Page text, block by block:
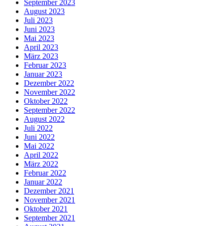
September 2023
August 2023
Juli 2023
Juni 2023
Mai 2023
April 2023
März 2023
Februar 2023
Januar 2023
Dezember 2022
November 2022
Oktober 2022
September 2022
August 2022
Juli 2022
Juni 2022
Mai 2022
April 2022
März 2022
Februar 2022
Januar 2022
Dezember 2021
November 2021
Oktober 2021
September 2021